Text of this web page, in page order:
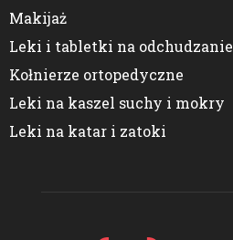
Makijaż
Leki i tabletki na odchudzanie
Kołnierze ortopedyczne
Leki na kaszel suchy i mokry
Leki na katar i zatoki